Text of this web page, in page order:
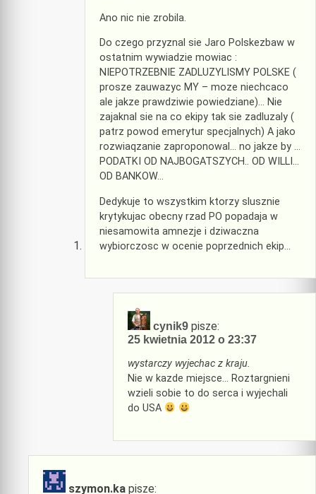
Ano nic nie zrobila.
Do czego przyznal sie Jaro Polskezbaw w
ostatnim wywiadzie mowiac :
NIEPOTRZEBNIE ZADLUZYLISMY POLSKE (
prosze zauwazyc MY – moze niechcaco
ale jakze prawdziwie powiedziane)… Nie
zajaknal sie na co ekipy tak sie zadluzaly (
patrz powod emerytur specjalnych) A jako
rozwiaqzanie zaproponowal… no jakze by …
PODATKI OD NAJBOGATSZYCH.. OD WILLI…
OD BANKOW…
Dedykuje to wszystkim ktorzy slusznie
krytykujac obecny rzad PO popadaja w
niesamowita amnezje i dziwaczna
wybiorczosc w ocenie poprzednich ekip…
cynik9 pisze:
25 kwietnia 2012 o 23:37
wystarczy wyjechac z kraju.
Nie w kazde miejsce… Roztargnieni
wzieli sobie to do serca i wyjechali
do USA
szymon.ka pisze: